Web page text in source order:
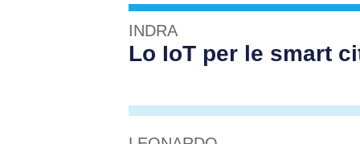
INDRA
Lo IoT per le smart